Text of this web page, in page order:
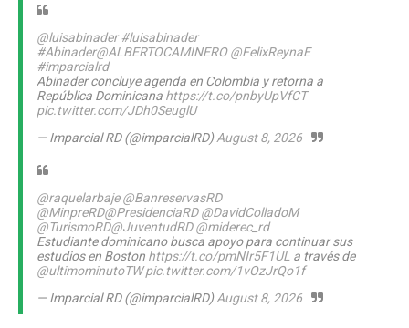
@luisabinader #luisabinader
#Abinader@ALBERTOCAMINERO @FelixReynaE
#imparcialrd
Abinader concluye agenda en Colombia y retorna a
República Dominicana https://t.co/pnbyUpVfCT
pic.twitter.com/JDh0SeuglU
— Imparcial RD (@imparcialRD)August 8, 2026
@raquelarbaje @BanreservasRD
@MinpreRD@PresidenciaRD @DavidColladoM
@TurismoRD@JuventudRD @miderec_rd
Estudiante dominicano busca apoyo para continuar sus
estudios en Boston https://t.co/pmNIr5F1UL a través de
@ultimominutoTW pic.twitter.com/1vOzJrQo1f
— Imparcial RD (@imparcialRD)August 8, 2026